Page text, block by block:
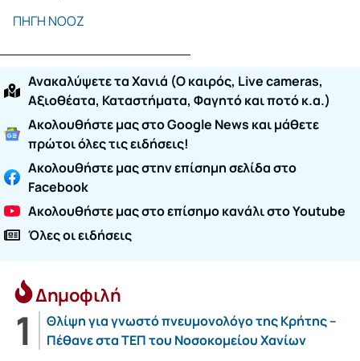
ΠΗΓΗ ΝΟΟΖ
Ανακαλύψετε τα Χανιά (O καιρός, Live cameras,
Αξιοθέατα, Καταστήματα, Φαγητό και ποτό κ.α.)
Ακολουθήστε μας στο Google News και μάθετε
πρώτοι όλες τις ειδήσεις!
Ακολουθήστε μας στην επίσημη σελίδα στο
Facebook
Ακολουθήστε μας στο επίσημο κανάλι στο Youtube
Όλες οι ειδήσεις
Δημοφιλή
Θλίψη για γνωστό πνευμονολόγο της Κρήτης –
Πέθανε στα ΤΕΠ του Νοσοκομείου Χανίων